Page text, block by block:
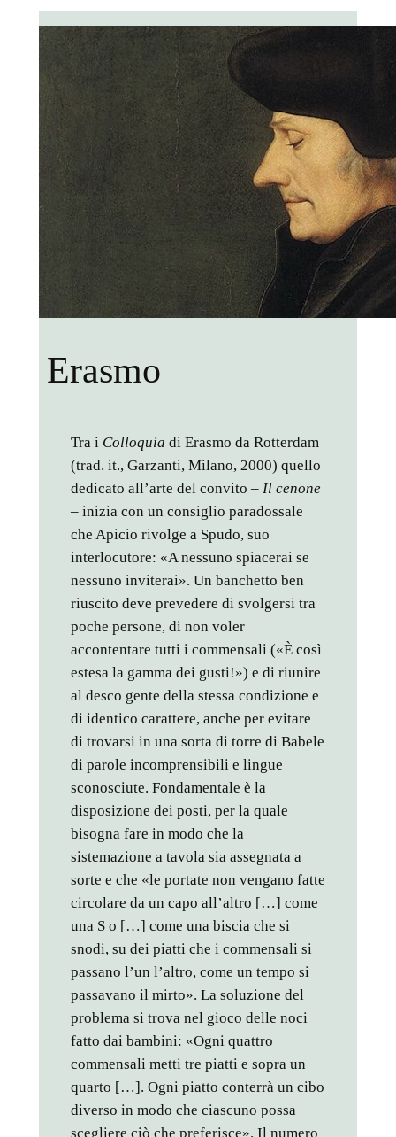
Erasmo
Tra i Colloquia di Erasmo da Rotterdam
(trad. it., Garzanti, Milano, 2000) quello
dedicato all’arte del convito – Il cenone
– inizia con un consiglio paradossale
che Apicio rivolge a Spudo, suo
interlocutore: «A nessuno spiacerai se
nessuno inviterai». Un banchetto ben
riuscito deve prevedere di svolgersi tra
poche persone, di non voler
accontentare tutti i commensali («È così
estesa la gamma dei gusti!») e di riunire
al desco gente della stessa condizione e
di identico carattere, anche per evitare
di trovarsi in una sorta di torre di Babele
di parole incomprensibili e lingue
sconosciute. Fondamentale è la
disposizione dei posti, per la quale
bisogna fare in modo che la
sistemazione a tavola sia assegnata a
sorte e che «le portate non vengano fatte
circolare da un capo all’altro […] come
una S o […] come una biscia che si
snodi, su dei piatti che i commensali si
passano l’un l’altro, come un tempo si
passavano il mirto». La soluzione del
problema si trova nel gioco delle noci
fatto dai bambini: «Ogni quattro
commensali metti tre piatti e sopra un
quarto […]. Ogni piatto conterrà un cibo
diverso in modo che ciascuno possa
scegliere ciò che preferisce». Il numero